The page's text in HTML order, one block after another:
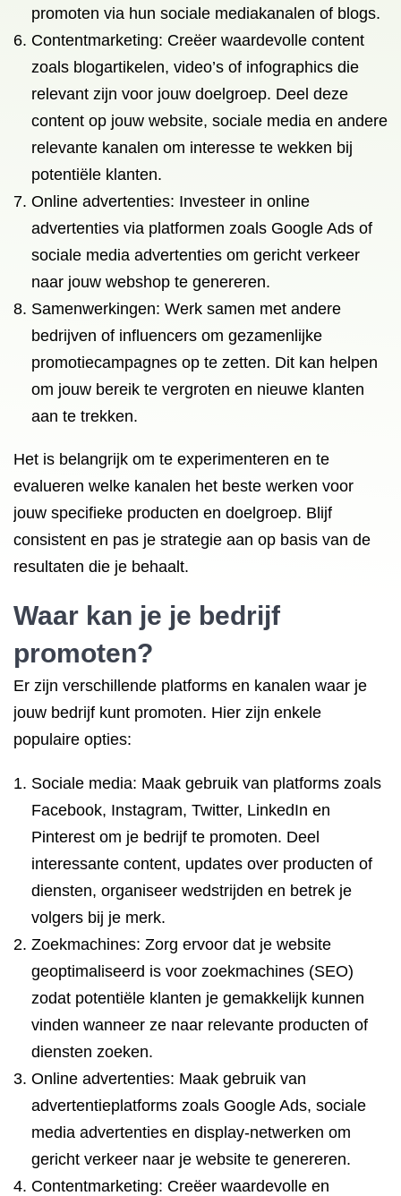
promoten via hun sociale mediakanalen of blogs.
Contentmarketing: Creëer waardevolle content
zoals blogartikelen, video’s of infographics die
relevant zijn voor jouw doelgroep. Deel deze
content op jouw website, sociale media en andere
relevante kanalen om interesse te wekken bij
potentiële klanten.
Online advertenties: Investeer in online
advertenties via platformen zoals Google Ads of
sociale media advertenties om gericht verkeer
naar jouw webshop te genereren.
Samenwerkingen: Werk samen met andere
bedrijven of influencers om gezamenlijke
promotiecampagnes op te zetten. Dit kan helpen
om jouw bereik te vergroten en nieuwe klanten
aan te trekken.
Het is belangrijk om te experimenteren en te
evalueren welke kanalen het beste werken voor
jouw specifieke producten en doelgroep. Blijf
consistent en pas je strategie aan op basis van de
resultaten die je behaalt.
Waar kan je je bedrijf
promoten?
Er zijn verschillende platforms en kanalen waar je
jouw bedrijf kunt promoten. Hier zijn enkele
populaire opties:
Sociale media: Maak gebruik van platforms zoals
Facebook, Instagram, Twitter, LinkedIn en
Pinterest om je bedrijf te promoten. Deel
interessante content, updates over producten of
diensten, organiseer wedstrijden en betrek je
volgers bij je merk.
Zoekmachines: Zorg ervoor dat je website
geoptimaliseerd is voor zoekmachines (SEO)
zodat potentiële klanten je gemakkelijk kunnen
vinden wanneer ze naar relevante producten of
diensten zoeken.
Online advertenties: Maak gebruik van
advertentieplatforms zoals Google Ads, sociale
media advertenties en display-netwerken om
gericht verkeer naar je website te genereren.
Contentmarketing: Creëer waardevolle en